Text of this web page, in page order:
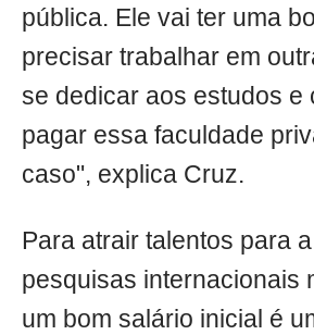
pública. Ele vai ter uma
precisar trabalhar em
se dedicar aos estudos e
pagar essa faculdade
caso", explica Cruz.
Para atrair talentos para
pesquisas internacionais
um bom salário inicial é